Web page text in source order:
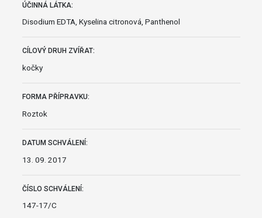
ÚČINNÁ LÁTKA:
Disodium EDTA, Kyselina citronová, Panthenol
CÍLOVÝ DRUH ZVÍŘAT:
kočky
FORMA PŘÍPRAVKU:
Roztok
DATUM SCHVÁLENÍ:
13. 09. 2017
ČÍSLO SCHVÁLENÍ:
147-17/C